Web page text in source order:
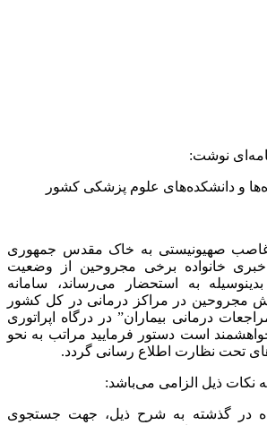
نوشت:
و دانشکده‌های علوم پزشکی کشور
غاصب صهیونیستی به خاک مقدس جمهوری
خبری خانواده برخی مجروحین از وضعیت
به استحضار می‌رساند، سامانه
مجروحین در مراکز درمانی در کل کشور
درمانی بیماران” در درگاه اپراتوری
است دستور فرمایید مراتب به نحو
تحت نظارت اطلاع رسانی گردد.
نکات ذیل الزامی می‌باشد:
در گذشته به شرح ذیل، جهت جستجوی